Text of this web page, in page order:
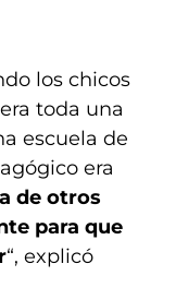
los chicos
toda una
escuela de
era
de otros
para que
“, explicó